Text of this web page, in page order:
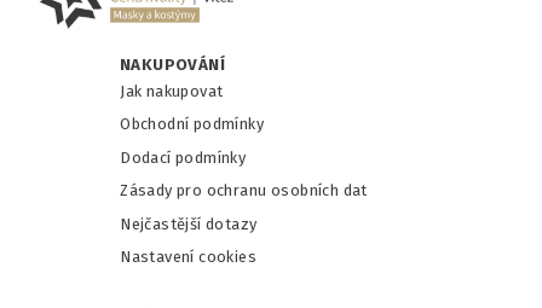
NAKUPOVÁNÍ
Jak nakupovat
Obchodní podmínky
Dodací podmínky
Zásady pro ochranu osobních dat
Nejčastější dotazy
Nastavení cookies